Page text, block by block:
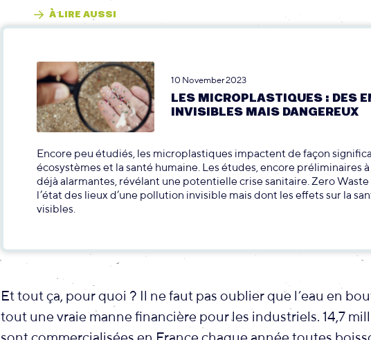
À LIRE AUSSI
10 November 2023
LES MICROPLASTIQUES : DES
INVISIBLES MAIS DANGEREUX
Encore peu étudiés, les microplastiques impactent de façon
écosystèmes et la santé humaine. Les études, encore préliminaires
déjà alarmantes, révélant une potentielle crise sanitaire. Zero
l’état des lieux d’une pollution invisible mais dont les effets sur la
visibles.
Et tout ça, pour quoi ? Il ne faut pas oublier que l’eau en
tout une vraie manne financière pour les industriels. 14,7